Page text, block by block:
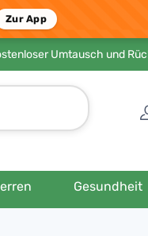
Zur App
Umtausch und
Gesundheit